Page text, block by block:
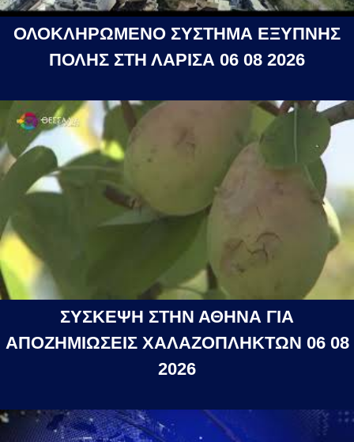
ΟΛΟΚΛΗΡΩΜΕΝΟ ΣΥΣΤΗΜΑ ΕΞΥΠΝΗΣ
ΠΟΛΗΣ ΣΤΗ ΛΑΡΙΣΑ 06 08 2026
ΣΥΣΚΕΨΗ ΣΤΗΝ ΑΘΗΝΑ ΓΙΑ
ΑΠΟΖΗΜΙΩΣΕΙΣ ΧΑΛΑΖΟΠΛΗΚΤΩΝ 06 08
2026